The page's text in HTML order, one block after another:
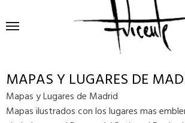
MAPAS Y LUGARES DE
Mapas y Lugares de Madrid
Mapas ilustrados con los lugares mas